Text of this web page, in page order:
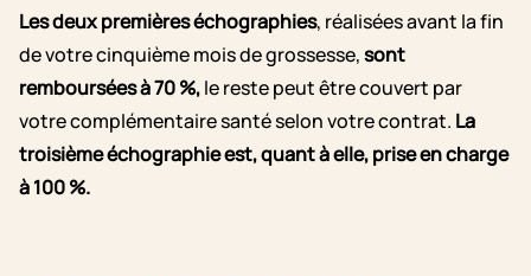
Les deux premières échographies, réalisées avant la fin
de votre cinquième mois de grossesse,sont
remboursées à 70 %,le reste peut être couvert par
votre complémentaire santé selon votre contrat. La
troisième échographie est, quant à elle, prise en charge
à 100 %.